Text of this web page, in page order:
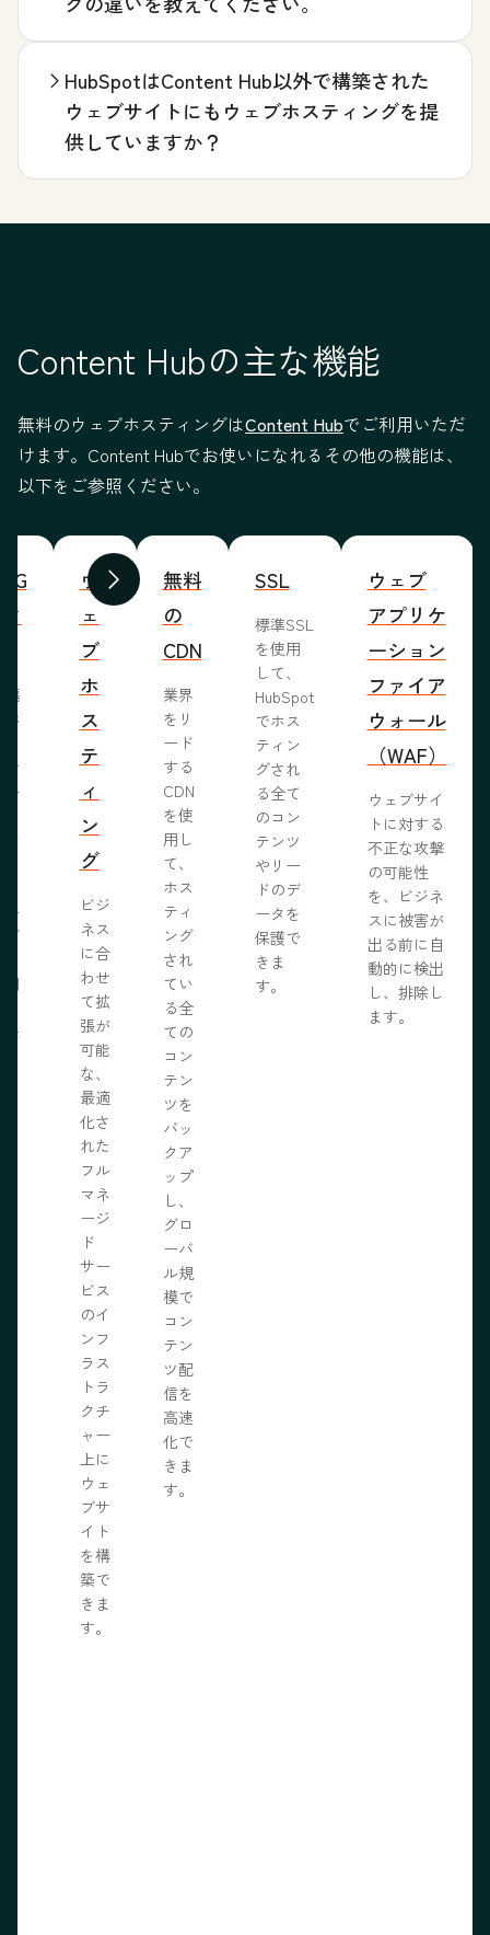
HubSpotはContent Hub以外で構築された
ウェブサイトにもウェブホスティングを提
供していますか？
Content Hubの主な機能
無料のウェブホスティングはContent Hubでご利用いただ
けます。Content Hubでお使いになれるその他の機能は、
以下をご参照ください。
前へ 次へ
編
形
ル
ル
ブ
ウ
ェ
ブ
ホ
ス
テ
ィ
ン
グ
ビジ
ネス
に合
わせ
て拡
張が
可能
な、
最適
化さ
れた
フル
マネ
ージ
ド
サー
ビス
のイ
ンフ
ラス
トラ
クチ
ャー
上に
ウェ
ブサ
イト
を構
築で
きま
す。
無料
の
CDN
業界
をリ
ード
する
CDN
を使
用し
て、
ホス
ティ
ング
され
てい
る全
ての
コン
テン
ツを
バッ
クア
ップ
し、
グロ
ーバ
ル規
模で
コン
テン
ツ配
信を
高速
化で
きま
す。
SSL
標準SSL
を使用
して、
HubSpot
でホス
ティン
グされ
る全て
のコン
テンツ
やリー
ドのデ
ータを
保護で
きま
す。
ウェブ
アプリケ
ーション
ファイア
ウォール
（WAF）
ウェブサイ
トに対する
不正な攻撃
の可能性
を、ビジネ
スに被害が
出る前に自
動的に検出
し、排除し
ます。